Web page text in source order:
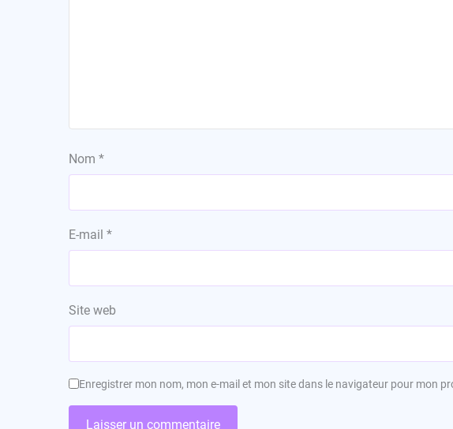
Nom *
E-mail *
Site web
Enregistrer mon nom, mon e-mail et mon site dans le navigateur pour mon